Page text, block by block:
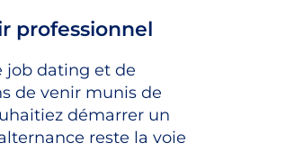
professionnel
job dating et de
de venir munis de
démarrer un
reste la voie